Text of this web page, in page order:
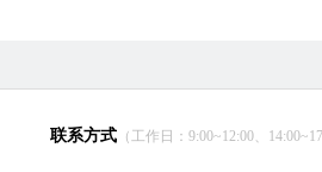
联系方式 （工作日：9:00~12:00、